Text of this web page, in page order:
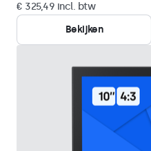
€ 325,49 incl. btw
Bekijken